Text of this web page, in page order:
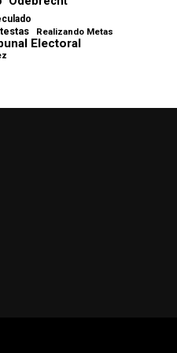
Realizando Metas
Electoral